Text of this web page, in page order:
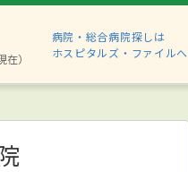
）
病院・総合病院探しは
ホスピタルズ・ファイルへ